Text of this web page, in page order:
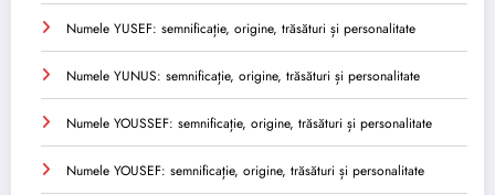
Numele YUSEF: semnificație, origine, trăsături și personalitate
Numele YUNUS: semnificație, origine, trăsături și personalitate
Numele YOUSSEF: semnificație, origine, trăsături și personalitate
Numele YOUSEF: semnificație, origine, trăsături și personalitate